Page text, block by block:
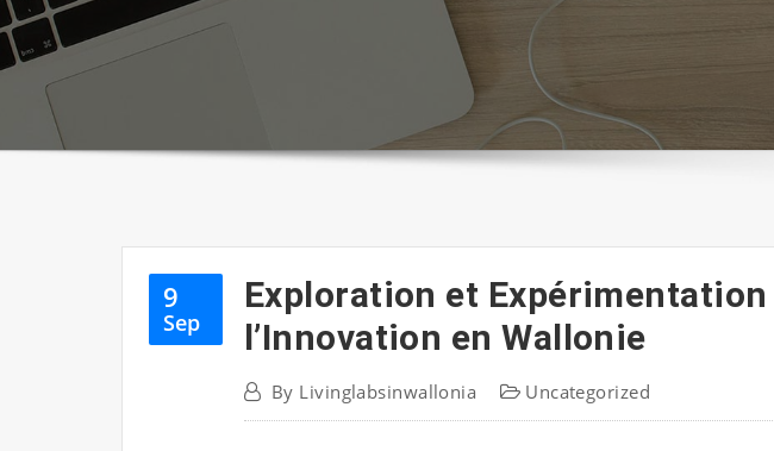
9
Sep
Exploration et Expérimentation
l’Innovation en Wallonie
By Livinglabsinwallonia Uncategorized